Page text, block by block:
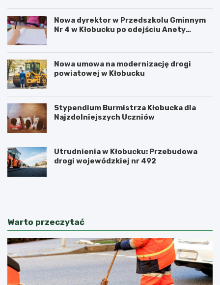
Nowa dyrektor w Przedszkolu Gminnym
Nr 4 w Kłobucku po odejściu Anety
Nowa umowa na modernizację drogi
powiatowej w Kłobucku
Stypendium Burmistrza Kłobucka dla
Najzdolniejszych Uczniów
Utrudnienia w Kłobucku: Przebudowa
drogi wojewódzkiej nr 492
K
c
k
i
e
s
K
c
c
y
e
n
Warto przeczytać